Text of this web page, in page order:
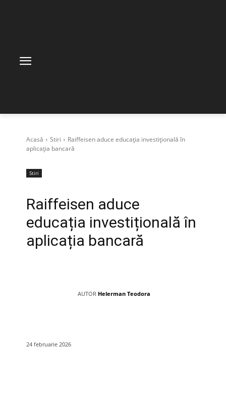
Acasă Stiri
Raiffeisen aduce educația investițională în
aplicația bancară
Stiri
Raiffeisen aduce
educația investițională în
aplicația bancară
AUTOR Helerman Teodora
24 februarie 2026